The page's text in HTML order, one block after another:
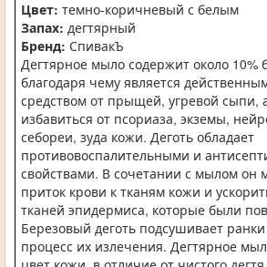
Цвет: темно-коричневый с белым
Запах: дегтярный
Бренд: СпивакЪ
Дегтярное мыло содержит около 10%
благодаря чему является
средством от прыщей, угревой сыпи,
избавиться от псориаза, экземы,
себореи, зуда кожи. Деготь обладает
противовоспалительными и
свойствами. В сочетании с мылом он
приток крови к тканям кожи и
тканей эпидермиса, которые были
Березовый деготь подсушивает
процесс их излечения. Дегтярное